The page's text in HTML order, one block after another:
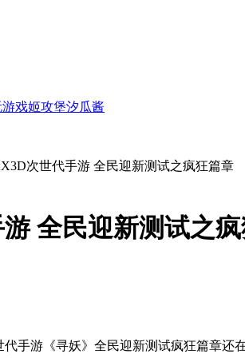
游戏姬攻堡汐瓜酱
次世代手游 全民迎新测试之疯狂篇章
全民迎新测试之
手游《寻妖》全民迎新测试疯狂篇章还